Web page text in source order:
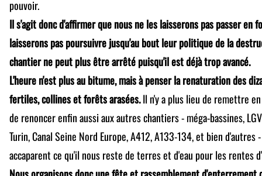
pouvoir.
Il s'agit donc d'affirmer que nous ne les laisserons pas passer en
laisserons pas poursuivre jusqu'au bout leur politique de la
chantier ne peut plus être arrêté puisqu'il est déjà trop avancé.
L'heure n'est plus au bitume, mais à penser la renaturation des
fertiles, collines et forêts arasées.Il n'y a plus lieu de remettre
de renoncer enfin aussi aux autres chantiers - méga-bassines,
Turin, Canal Seine Nord Europe, A412, A133-134, et bien
accaparent ce qu'il nous reste de terres et d'eau pour les rentes